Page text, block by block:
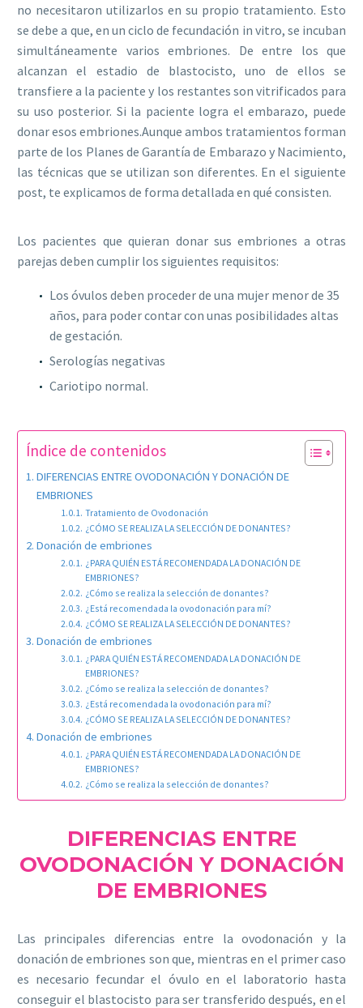
no necesitaron utilizarlos en su propio tratamiento. Esto
se debe a que, en un ciclo de fecundación in vitro, se incuban
simultáneamente varios embriones. De entre los que
alcanzan el estadio de blastocisto, uno de ellos se
transfiere a la paciente y los restantes son vitrificados para
su uso posterior. Si la paciente logra el embarazo, puede
donar esos embriones.Aunque ambos tratamientos forman
parte de los Planes de Garantía de Embarazo y Nacimiento,
las técnicas que se utilizan son diferentes. En el siguiente
post, te explicamos de forma detallada en qué consisten.
Los pacientes que quieran donar sus embriones a otras
parejas deben cumplir los siguientes requisitos:
Los óvulos deben proceder de una mujer menor de 35
años, para poder contar con unas posibilidades altas
de gestación.
Serologías negativas
Cariotipo normal.
Índice de contenidos
DIFERENCIAS ENTRE OVODONACIÓN Y DONACIÓN DE
EMBRIONES
Tratamiento de Ovodonación
¿CÓMO SE REALIZA LA SELECCIÓN DE DONANTES?
Donación de embriones
¿PARA QUIÉN ESTÁ RECOMENDADA LA DONACIÓN DE
EMBRIONES?
¿Cómo se realiza la selección de donantes?
¿Está recomendada la ovodonación para mí?
¿CÓMO SE REALIZA LA SELECCIÓN DE DONANTES?
Donación de embriones
¿PARA QUIÉN ESTÁ RECOMENDADA LA DONACIÓN DE
EMBRIONES?
¿Cómo se realiza la selección de donantes?
¿Está recomendada la ovodonación para mí?
¿CÓMO SE REALIZA LA SELECCIÓN DE DONANTES?
Donación de embriones
¿PARA QUIÉN ESTÁ RECOMENDADA LA DONACIÓN DE
EMBRIONES?
¿Cómo se realiza la selección de donantes?
DIFERENCIAS ENTRE
OVODONACIÓN Y DONACIÓN
DE EMBRIONES
Las principales diferencias entre la ovodonación y la
donación de embriones son que, mientras en el primer caso
es necesario fecundar el óvulo en el laboratorio hasta
conseguir el blastocisto para ser transferido después, en el